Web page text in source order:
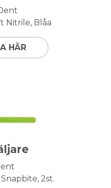
Nitrile, Blåa
HÄR
2st.